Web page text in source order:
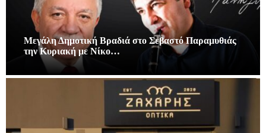
Μεγάλη Δημοτική Βραδιά στο Σεβαστό Παραμυθιάς
την Κυριακή με Νίκο…